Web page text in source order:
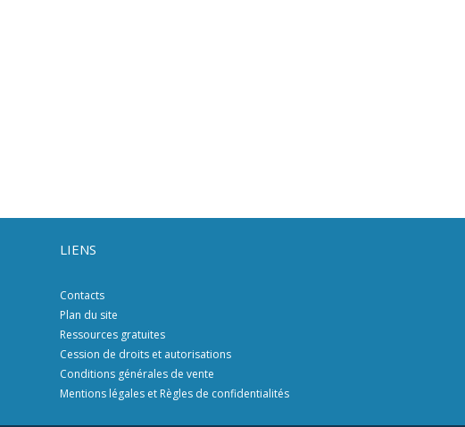
LIENS
Contacts
Plan du site
Ressources gratuites
Cession de droits et autorisations
Conditions générales de vente
Mentions légales et Règles de confidentialités